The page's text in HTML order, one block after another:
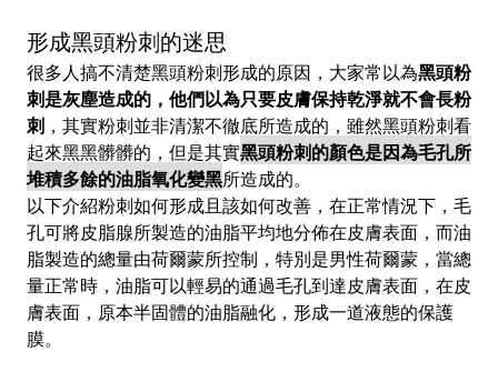
形成黑頭粉刺的迷思
很多人搞不清楚黑頭粉刺形成的原因，大家常以為黑頭粉
刺是灰塵造成的，他們以為只要皮膚保持乾淨就不會長粉
刺 ，其實粉刺並非清潔不徹底所造成的，雖然黑頭粉刺看
起來黑黑髒髒的，但是其實黑頭粉刺的顏色是因為毛孔所
堆積多餘的油脂氧化變黑所造成的。
以下介紹粉刺如何形成且該如何改善，在正常情況下，毛
孔可將皮脂腺所製造的油脂平均地分佈在皮膚表面，而油
脂製造的總量由荷爾蒙所控制，特別是男性荷爾蒙，當總
量正常時，油脂可以輕易的通過毛孔到達皮膚表面，在皮
膚表面，原本半固體的油脂融化，形成一道液態的保護
膜。